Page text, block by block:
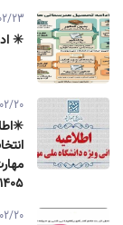
23
✳️
20
۱۴۰۵
20